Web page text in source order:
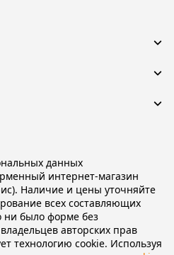
интернет-магазин
Наличие и цены уточняйте
всех составляющих
ни было форме без
авторских прав
технологию cookie. Используя
данных